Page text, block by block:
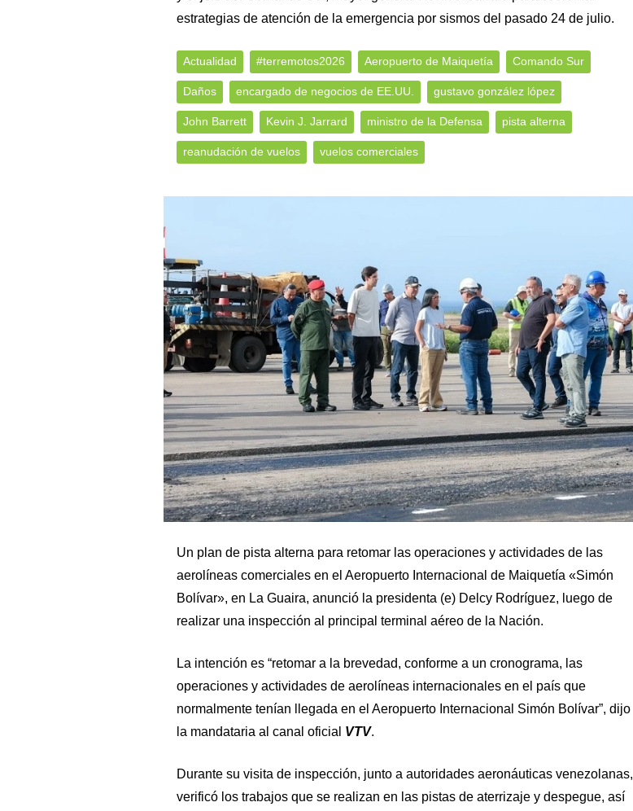
estrategias de atención de la emergencia por sismos del pasado 24 de julio.
Actualidad #terremotos2026 Aeropuerto de Maiquetía Comando Sur
Daños encargado de negocios de EE.UU. gustavo gonzález lópez
John Barrett Kevin J. Jarrard ministro de la Defensa pista alterna
reanudación de vuelos vuelos comerciales
Un plan de pista alterna para retomar las operaciones y actividades de las
aerolíneas comerciales en el Aeropuerto Internacional de Maiquetía «Simón
Bolívar», en La Guaira, anunció la presidenta (e) Delcy Rodríguez, luego de
realizar una inspección al principal terminal aéreo de la Nación.
La intención es “retomar a la brevedad, conforme a un cronograma, las
operaciones y actividades de aerolíneas internacionales en el país que
normalmente tenían llegada en el Aeropuerto Internacional Simón Bolívar”, dijo
la mandataria al canal oficial VTV.
Durante su visita de inspección, junto a autoridades aeronáuticas venezolanas,
verificó los trabajos que se realizan en las pistas de aterrizaje y despegue, así